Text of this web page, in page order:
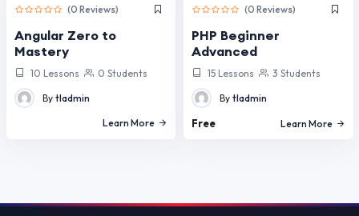
(0 Reviews)
Angular Zero to
Mastery
10 Lessons 0 Students
By tladmin
Learn More
(0 Reviews)
PHP Beginner
Advanced
15 Lessons 3 Students
By tladmin
Free Learn More